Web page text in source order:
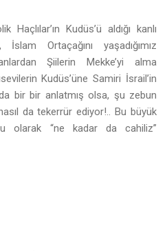
Kudüs’ü aldığı kanlı
Ortaçağını yaşadığımız
Şiilerin Mekke’yi alma
Kudüs’üne Samiri İsrail’in
bir bir anlatmış olsa, şu zebun
da tekerrür ediyor!.. Bu büyük
olarak “ne kadar da cahiliz”